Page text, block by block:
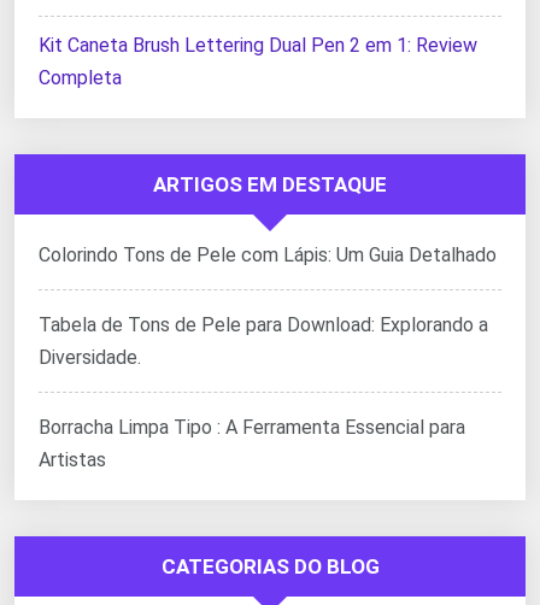
Kit Caneta Brush Lettering Dual Pen 2 em 1: Review
Completa
ARTIGOS EM DESTAQUE
Colorindo Tons de Pele com Lápis: Um Guia Detalhado
Tabela de Tons de Pele para Download: Explorando a
Diversidade.
Borracha Limpa Tipo : A Ferramenta Essencial para
Artistas
CATEGORIAS DO BLOG